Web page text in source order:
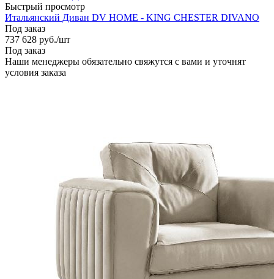
Быстрый просмотр
Итальянский Диван DV HOME - KING CHESTER DIVANO
Под заказ
737 628 руб./шт
Под заказ
Наши менеджеры обязательно свяжутся с вами и уточнят
условия заказа